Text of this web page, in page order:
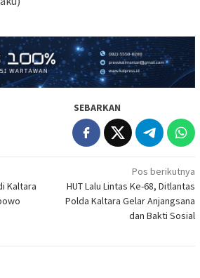
SEBARKAN
Kaltara
Pos berikutnya
HUT Lalu Lintas Ke-68, Ditlantas
Polda Kaltara Gelar Anjangsana
dan Bakti Sosial